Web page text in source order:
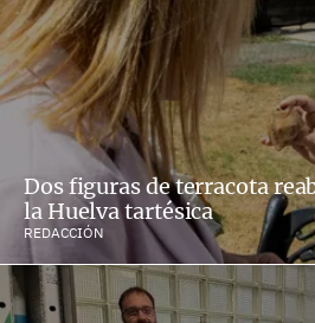
Dos figuras de terracota
la Huelva tartésica
REDACCIÓN